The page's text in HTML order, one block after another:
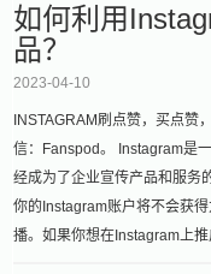
如何利用
品？
2023-04-10
INSTAGRAM刷点赞，买点赞
信：Fanspod。 Instagram是
经成为了企业宣传产品和服务
你的Instagram账户将不会获
播。如果你想在Instagram上